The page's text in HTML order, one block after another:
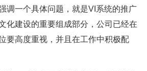
调一个具体问题，就是VI系统的推广
化建设的重要组成部分，公司已经在
要高度重视，并且在工作中积极配